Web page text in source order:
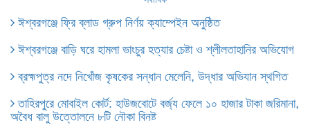
ঈশ্বরগঞ্জে ফ্রি ব্লাড গ্রুপ নির্ণয় ক্যাম্পেইন অনুষ্ঠিত
ঈশ্বরগঞ্জে বাড়ি ঘরে হামলা ভাংচুর হত্যার চেষ্টা ও শ্লীলতাহানির অভিযোগ
ব্রহ্মপুত্র নদে নিখোঁজ কৃষকের সন্ধান মেলেনি, উদ্ধার অভিযান স্থগিত
তাহিরপুরে মোবাইল কোর্ট: হাউজবোটে বর্জ্য ফেলে ১০ হাজার টাকা জরিমানা,
অবৈধ বালু উত্তোলনে ৮টি নৌকা বিনষ্ট